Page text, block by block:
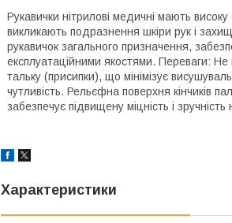
Рукавички нітрилові медичні мають високу
викликають подразнення шкіри рук і
рукавичок загального призначення,
експлуатаційними якостями. Переваги: Не
тальку (присипки), що мінімізує
чутливість. Рельєфна поверхня кінчиків
забезпечує підвищену міцність і
Характеристики